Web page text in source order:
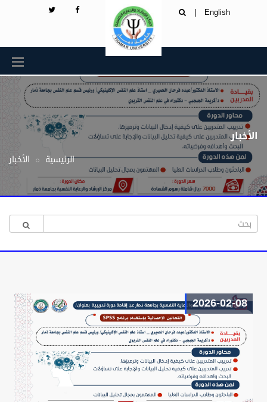
English
|
الأخبار
الرئيسية الأخبار
2026-02-08